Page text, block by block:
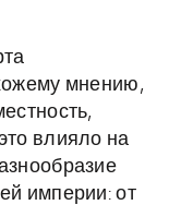
мнению,
влияло на
империи: от